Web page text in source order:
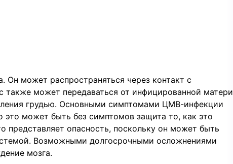
Он может распространяться через контакт с
может передаваться от инфицированной матери
грудью. Основными симптомами ЦМВ-инфекции
может быть без симптомов защита то, как это
опасность, поскольку он может быть
Возможными долгосрочными осложнениями
мозга.